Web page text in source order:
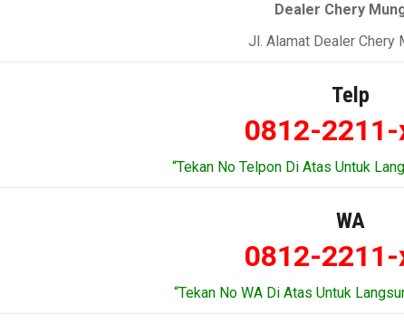
Dealer Chery
Jl. Alamat Dealer Chery
Telp
0812-
“Tekan No Telpon Di Atas Untuk
WA
0812-
“Tekan No WA Di Atas Untuk